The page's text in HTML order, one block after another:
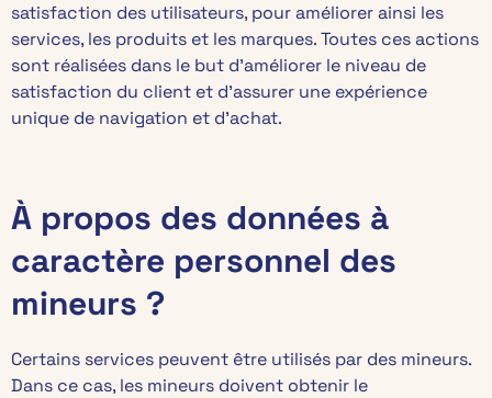
satisfaction des utilisateurs, pour améliorer ainsi les
services, les produits et les marques. Toutes ces actions
sont réalisées dans le but d’améliorer le niveau de
satisfaction du client et d’assurer une expérience
unique de navigation et d’achat.
À propos des données à
caractère personnel des
mineurs ?
Certains services peuvent être utilisés par des mineurs.
Dans ce cas, les mineurs doivent obtenir le